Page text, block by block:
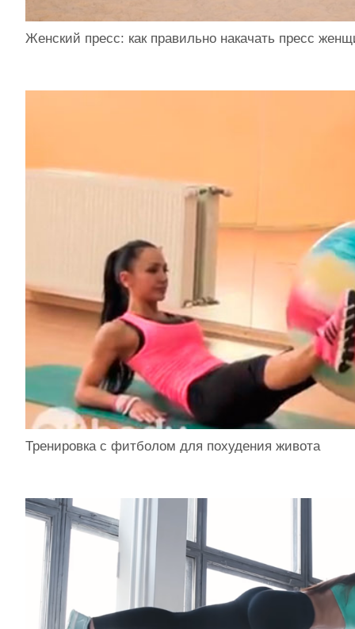
Женский пресс: как правильно накачать пресс
Тренировка с фитболом для похудения живота